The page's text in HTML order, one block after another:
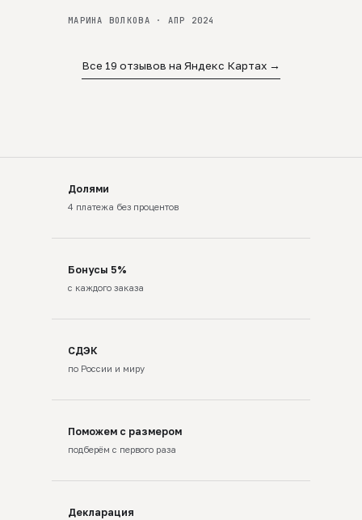
МАРИНА ВОЛКОВА · АПР 2024
Все 19 отзывов на Яндекс Картах →
Долями
4 платежа без процентов
Бонусы 5%
с каждого заказа
СДЭК
по России и миру
Поможем с размером
подберём с первого раза
Декларация